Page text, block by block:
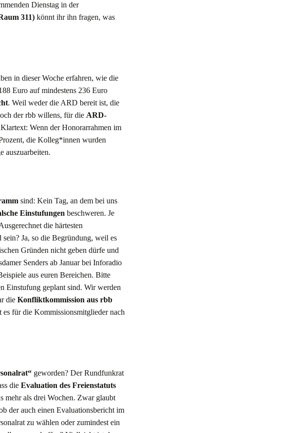
Dienstag in der
311) könnt ihr ihn fragen, was
in dieser Woche erfahren, wie die
Euro auf mindestens 236 Euro
. Weil weder die ARD bereit ist, die
der rbb willens, für die ARD-
Wenn der Honorarrahmen im
die Kolleg*innen wurden
auszuarbeiten.
sind: Kein Tag, an dem bei uns
Einstufungen beschweren. Je
die härtesten
Ja, so die Begründung, weil es
Gründen nicht geben dürfe und
Senders ab Januar bei Inforadio
aus euren Bereichen. Bitte
Einstufung geplant sind. Wir werden
die Konfliktkommission aus rbb
es für die Kommissionsmitglieder nach
geworden? Der Rundfunkrat
die Evaluation des Freienstatuts
mehr als drei Wochen. Zwar glaubt
der auch einen Evaluationsbericht im
zu wählen oder zumindest ein